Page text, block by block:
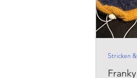
Stricken